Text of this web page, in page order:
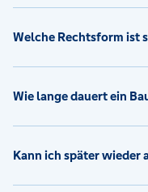
Welche Rechtsform ist
Wie lange dauert ein
Kann ich später wieder